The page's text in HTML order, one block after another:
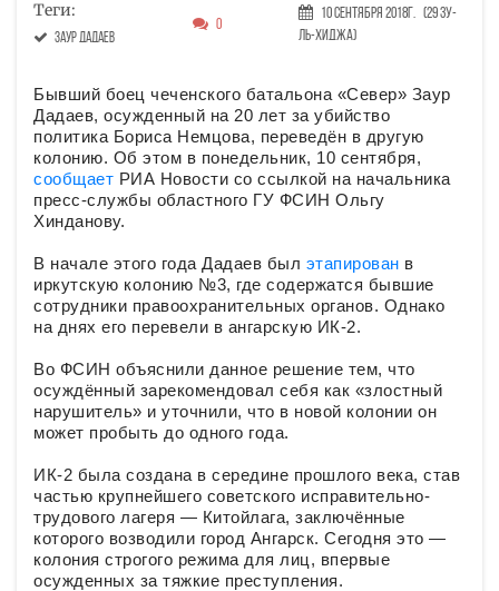
Теги:
Заур Дадаев
0
10 Сентября 2018г. (29 Зу-
ль-хиджа)
Бывший боец чеченского батальона «Север» Заур
Дадаев, осужденный на 20 лет за убийство
политика Бориса Немцова, переведён в другую
колонию. Об этом в понедельник, 10 сентября,
сообщает РИА Новости со ссылкой на начальника
пресс-службы областного ГУ ФСИН Ольгу
Хинданову.
В начале этого года Дадаев был этапирован в
иркутскую колонию №3, где содержатся бывшие
сотрудники правоохранительных органов. Однако
на днях его перевели в ангарскую ИК-2.
Во ФСИН объяснили данное решение тем, что
осуждённый зарекомендовал себя как «злостный
нарушитель» и уточнили, что в новой колонии он
может пробыть до одного года.
ИК-2 была создана в середине прошлого века, став
частью крупнейшего советского исправительно-
трудового лагеря — Китойлага, заключённые
которого возводили город Ангарск. Сегодня это —
колония строгого режима для лиц, впервые
осужденных за тяжкие преступления.